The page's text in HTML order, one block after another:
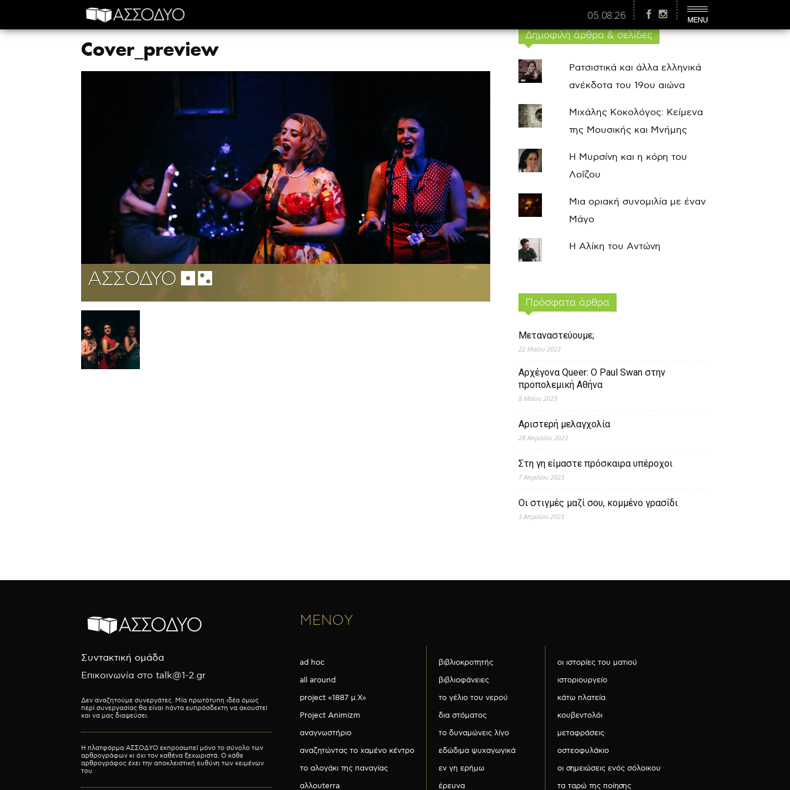
05.08.26
Cover_preview
Δημοφιλή άρθρα & σελίδες
Ρατσιστικά και άλλα ελληνικά
ανέκδοτα του 19ου αιώνα
Μιχάλης Κοκολόγος: Κείμενα
της Μουσικής και Μνήμης
Η Μυρσίνη και η κόρη του
Λοΐζου
Μια οριακή συνομιλία με έναν
Μάγο
Η Αλίκη του Αντώνη
Πρόσφατα άρθρα
Μεταναστεύουμε;
22 Μαΐου 2023
Αρχέγονα Queer: O Paul Swan στην
προπολεμική Αθήνα
8 Μαΐου 2023
Αριστερή μελαγχολία
28 Απριλίου 2023
Στη γη είμαστε πρόσκαιρα υπέροχοι
7 Απριλίου 2023
Οι στιγμές μαζί σου, κομμένο γρασίδι
3 Απριλίου 2023
Συντακτική ομάδα
Επικοινωνία στο talk@1-2.gr
Δεν αναζητούμε συνεργάτες. Μία πρωτότυπη ιδέα όμως
περί συνεργασίας θα είναι πάντα ευπρόσδεκτη να ακουστεί
και να μας διαψεύσει.
Η πλατφόρμα ΑΣΣΟΔΥΟ εκπροσωπεί μόνο το σύνολο των
αρθρογράφων κι όχι τον καθένα ξεχωριστά. Ο κάθε
αρθρογράφος έχει την αποκλειστική ευθύνη των κειμένων
του.
ΜΕΝΟΥ
ad hoc
all around
project «1887 μ.Χ»
Project Animizm
αναγνωστήριο
αναζητώντας το χαμένο κέντρο
το αλογάκι της παναγίας
αλλουterra
βιβλιοκροτητής
βιβλιοφάνειες
το γέλιο του νερού
δια στόματος
το δυναμώνεις λίγο
εδώδιμα ψυχαγωγικά
εν γη ερήμω
έρευνα
οι ιστορίες του ματιού
ιστοριουργείο
κάτω πλατεία
κουβεντολόι
μεταφράσεις
οστεοφυλάκιο
οι σημειώσεις ενός σόλοικου
τα ταρώ της ποίησης